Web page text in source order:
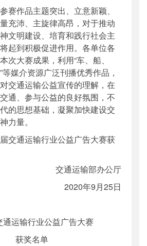
作品主题突出、立意新颖、
充沛、主旋律高昂，对于推动
文明建设、培育和践行社会主
起到积极促进作用。各单位各
次大赛成果，利用“车、船、
媒介资源广泛刊播优秀作品，
交通运输公益宣传的理解，在
通、参与公益的良好氛围，不
的思想基础，凝聚加快建设交
力量。
通运输行业公益广告大赛获
交通运输部办公厅
2020年9月25日
通运输行业公益广告大赛
获奖名单